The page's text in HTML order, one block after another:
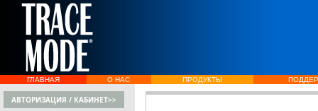
ГЛАВНАЯ О НАС ПРОДУКТЫ
АВТОРИЗАЦИЯ / КАБИНЕТ>>